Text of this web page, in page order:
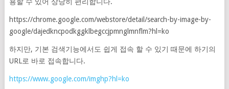
https://chrome.google.com/webstore/detail/search-by-image-by-
google/dajedkncpodkggklbegccjpmnglmnflm?hl=ko
하지만, 기본 검색기능에서도 쉽게 접속 할 수 있기 때문에 하기의
URL로 바로 접속합니다.
https://www.google.com/imghp?hl=ko